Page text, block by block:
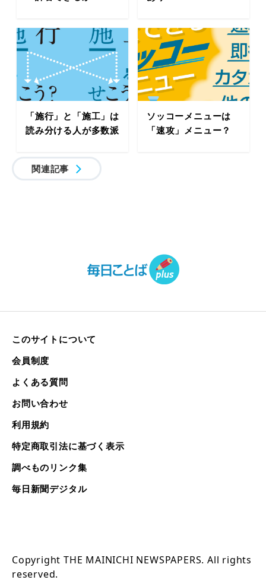
「施行」と「施工」は
読み分ける人が多数派
ソッコーメニューは
「速攻」メニュー？
関連記事
このサイトについて
会員制度
よくある質問
お問い合わせ
利用規約
特定商取引法に基づく表示
調べものリンク集
毎日新聞デジタル
Copyright THE MAINICHI NEWSPAPERS. All rights
reserved.